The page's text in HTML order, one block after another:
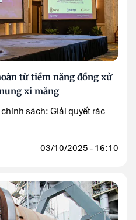
từ tiềm năng đồng xử
xi măng
sách: Giải quyết rác
03/10/2025 - 16:10